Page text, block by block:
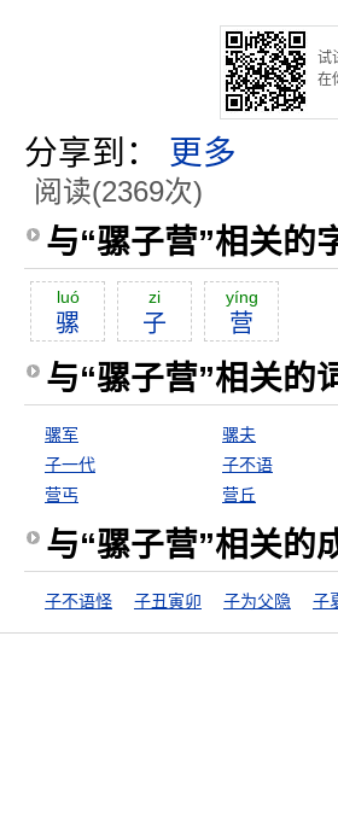
试
在
分享到： 更多
阅读(2369次)
与“骡子营”相关的
luó
骡
zi
子
yíng
营
与“骡子营”相关的
骡军 骡夫
子一代
子不语
营丐
营丘
与“骡子营”相关的
子不语怪 子丑寅卯 子为父隐 子